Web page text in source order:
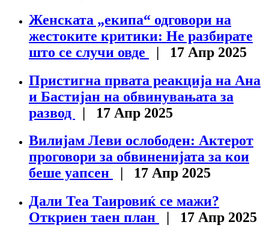
Женската „екипа“ одговори на
жестоките критики: Не разбирате
што се случи овде
| 17 Апр 2025
Пристигна првата реакција на Ана
и Бастијан на обвинувањата за
развод
| 17 Апр 2025
Вилијам Леви ослободен: Актерот
проговори за обвиненијата за кои
беше уапсен
| 17 Апр 2025
Дали Теа Таировиќ се мажи?
Откриен таен план
| 17 Апр 2025